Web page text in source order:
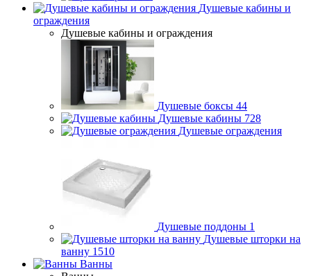
Душевые кабины и
ограждения
Душевые кабины и ограждения
Душевые боксы 44
Душевые кабины 728
Душевые ограждения
Душевые поддоны 1
Душевые шторки на
ванну 1510
Ванны